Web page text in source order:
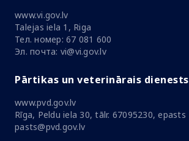
www.vi.gov.lv
Talejas iela 1, Riga
Тел. номер: 67 081 600
Эл. почта: vi@vi.gov.lv
Pārtikas un veterinārais dienests
www.pvd.gov.lv
Rīga, Peldu iela 30, tālr. 67095230, epasts
pasts@pvd.gov.lv